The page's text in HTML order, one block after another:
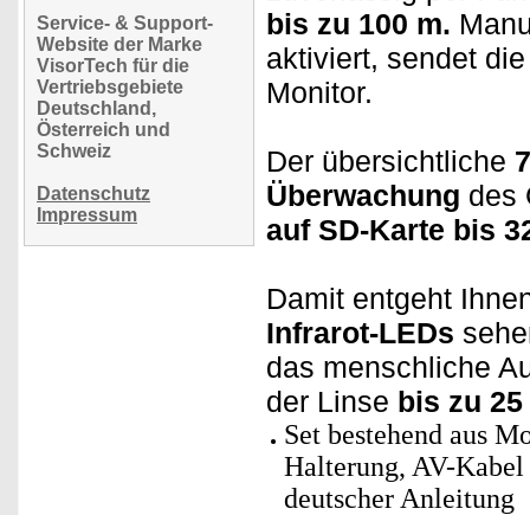
Service- & Support-
Website der Marke
VisorTech für die
Vertriebsgebiete
Deutschland,
Österreich und
Schweiz
Datenschutz
Impressum
bis zu 100 m.
aktiviert, sendet
Monitor.
Der übersichtliche
Überwachung des
auf SD-Karte bis
Damit entgeht
Infrarot-LEDs
das menschliche
der Linse bis zu 25
Set bestehend aus
Halterung, AV-
deutscher Anleitung